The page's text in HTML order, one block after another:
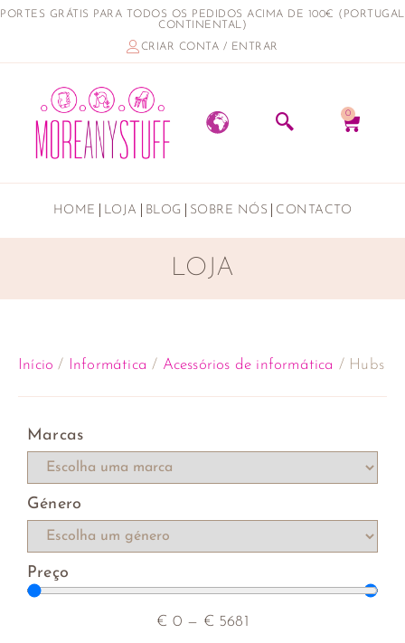
PORTES GRÁTIS PARA TODOS OS PEDIDOS ACIMA DE 100€ (PORTUGAL
CONTINENTAL)
CRIAR CONTA / ENTRAR
0
HOME LOJA BLOG SOBRE NÓS CONTACTO
LOJA
Início / Informática / Acessórios de informática / Hubs
Marcas
Género
Preço
€ 0 — € 5681